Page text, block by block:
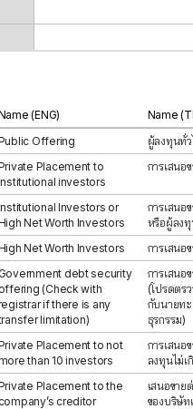
(ENG)
Name
Offering
ผู้ลงทุนทั่ว
Placement to
investors
การเสนอ
Investors or
Net Worth Investors
การเสนอ
หรือผู้ลง
Net Worth Investors
การเสนอ
Government debt security
offering (Check with
if there is any
limitation)
การเสนอ
(โปรดตร
กับนายทะ
ธุรกรรม)
Placement to not
than 10 investors
การเสนอ
ลงทุนไม่เ
Placement to the
company’s creditor
เสนอขา
ของบริษัท